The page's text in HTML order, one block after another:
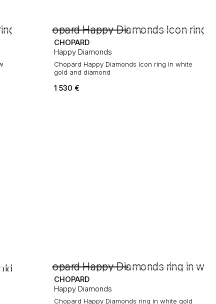
CHOPARD
Happy Diamonds
Chopard Happy Diamonds Icon ring in white
gold and diamond
1 530 €
CHOPARD
Happy Diamonds
Chopard Happy Diamonds ring in white gold